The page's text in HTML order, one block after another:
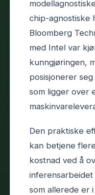
chip-agnostiske
Bloomberg
med Intel var
kunngjøringen,
posisjonerer
som ligger over
Den praktiske
kan betjene
kostnad ved å
som allerede er